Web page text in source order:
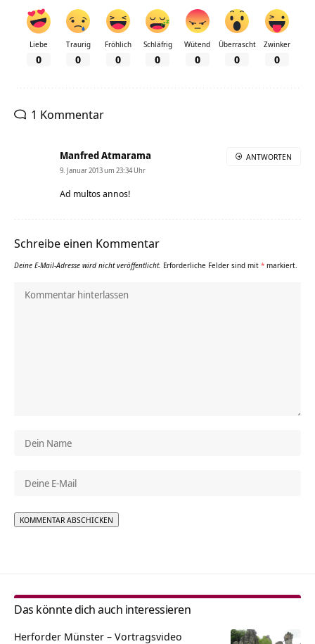
Liebe
0
Traurig
0
Fröhlich
0
Schläfrig
0
Wütend
0
Überrascht
0
Zwinker
0
1 Kommentar
Manfred Atmarama
9. Januar 2013 um 23:34 Uhr
Ad multos annos!
ANTWORTEN
Schreibe einen Kommentar
Deine E-Mail-Adresse wird nicht veröffentlicht. Erforderliche Felder sind mit * markiert.
Das könnte dich auch interessieren
Herforder Münster‏‎ – Vortragsvideo